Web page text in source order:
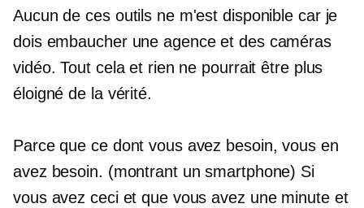
Aucun de ces outils ne m'est disponible car je
dois embaucher une agence et des caméras
vidéo. Tout cela et rien ne pourrait être plus
éloigné de la vérité.
Parce que ce dont vous avez besoin, vous en
avez besoin. (montrant un smartphone) Si
vous avez ceci et que vous avez une minute et